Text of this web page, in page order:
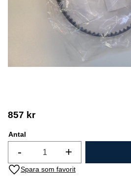
857 kr
Antal
+
-
Lägg till i favoriter